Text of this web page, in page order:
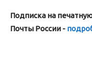
Подписка на
Почты России -